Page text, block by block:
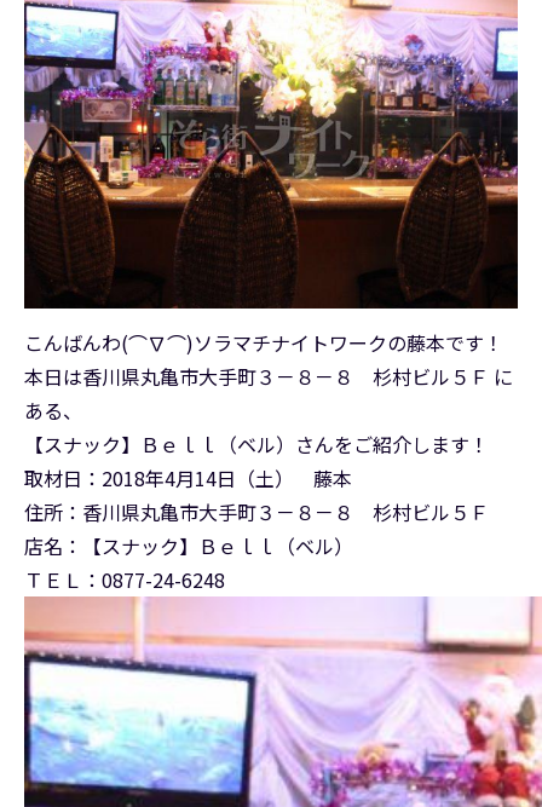
こんばんわ(⌒∇⌒)ソラマチナイトワークの藤本です！
本日は香川県丸亀市大手町３－８－８ 杉村ビル５Ｆ に
ある、
【スナック】Ｂｅｌｌ（ベル）さんをご紹介します！
取材日：2018年4月14日（土） 藤本
住所：香川県丸亀市大手町３－８－８ 杉村ビル５Ｆ
店名：【スナック】Ｂｅｌｌ（ベル）
ＴＥＬ：0877-24-6248